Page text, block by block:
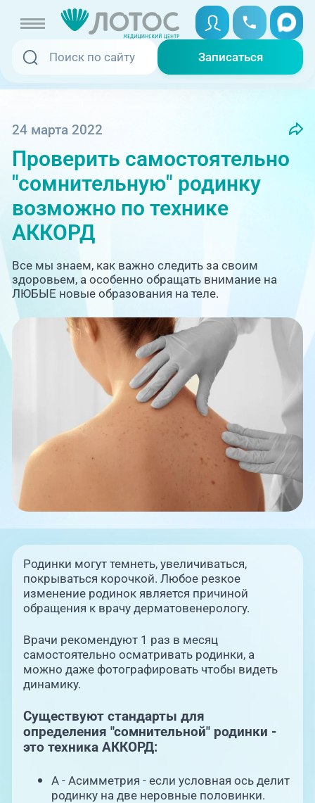
Записаться
Записаться
Специалисты
Отзывы
Адреса клиник
О клинике
Блог врачей
Пациентам
PreventAGE
+7 (351) 220-00-03
Записаться онлайн
Вызвать скорую
Медицина на дому
Телемедицина
+7 (351) 220-00-03
Единая справочная служба,
запись на прием
+7 (351) 220-03-03
Центр амбулаторной
онкологической помощи
+7 (7142) 927-003
жителей Казахстана
24 марта 2022
Проверить самостоятельно
"сомнительную" родинку
возможно по технике
АККОРД
Все мы знаем, как важно следить за своим
здоровьем, а особенно обращать внимание на
ЛЮБЫЕ новые образования на теле.
Родинки могут темнеть, увеличиваться,
покрываться корочкой. Любое резкое
изменение родинок является причиной
обращения к врачу дерматовенерологу.
Врачи рекомендуют 1 раз в месяц
самостоятельно осматривать родинки, а
можно даже фотографировать чтобы видеть
динамику.
Существуют стандарты для
определения "сомнительной" родинки -
это техника АККОРД:
А - Асимметрия - если условная ось делит
родинку на две неровные половинки.